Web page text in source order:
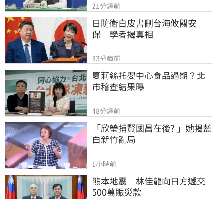
21分鐘前
日防衛白皮書刪台海攸關安
保　學者揭真相
33分鐘前
夏莉絲托嬰中心食品過期？北
市稽查結果曝
48分鐘前
「欣瑩捕賢國昌在後? 」她揭藍
白新竹亂局
1小時前
熊本地震　林佳龍向日方遞交
500萬賑災款